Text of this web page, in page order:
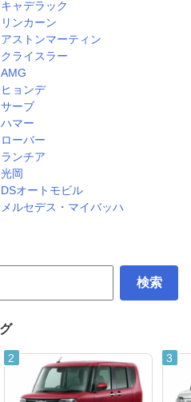
キャデラック
リンカーン
アストンマーティン
クライスラー
AMG
ヒョンデ
サーブ
ハマー
ローバー
ランチア
光岡
DSオートモビル
メルセデス・マイバッハ
検索